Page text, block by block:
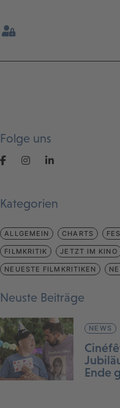
Folge uns
Kategorien
ALLGEMEIN CHARTS
FILMKRITIK JETZT IM KINO
NEUESTE FILMKRITIKEN
Neuste Beiträge
NEWS
Ende